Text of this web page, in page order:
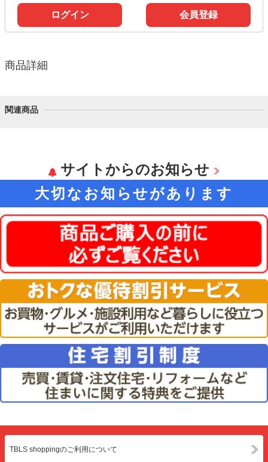
ログイン 会員登録
商品詳細
関連商品
サイトからのお知らせ
大切なお知らせがあります
TBLS shoppingのご利用について